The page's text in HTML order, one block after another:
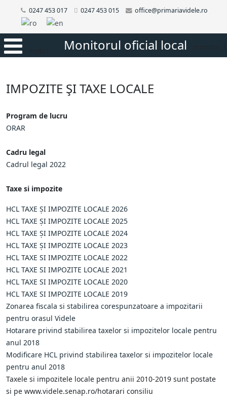
0247 453 017 0247 453 015 office@primariavidele.ro
Monitorul oficial local
IMPOZITE ŞI TAXE LOCALE
Program de lucru
ORAR
Cadru legal
Cadrul legal 2022
Taxe si impozite
HCL TAXE ȘI IMPOZITE LOCALE 2026
HCL TAXE ȘI IMPOZITE LOCALE 2025
HCL TAXE ȘI IMPOZITE LOCALE 2024
HCL TAXE ȘI IMPOZITE LOCALE 2023
HCL TAXE SI IMPOZITE LOCALE 2022
HCL TAXE SI IMPOZITE LOCALE 2021
HCL TAXE SI IMPOZITE LOCALE 2020
HCL TAXE SI IMPOZITE LOCALE 2019
Zonarea fiscala si stabilirea corespunzatoare a impozitarii
pentru orasul Videle
Hotarare privind stabilirea taxelor si impozitelor locale pentru
anul 2018
Modificare HCL privind stabilirea taxelor si impozitelor locale
pentru anul 2018
Taxele si impozitele locale pentru anii 2010-2019 sunt postate
si pe www.videle.senap.ro/hotarari consiliu